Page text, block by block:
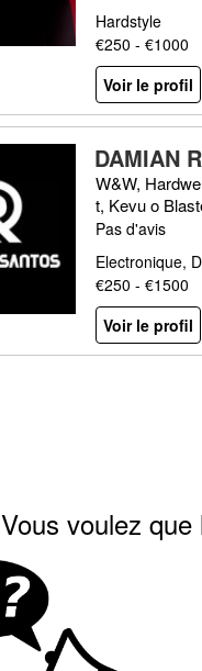
Hardstyle
€250 - €1000
Voir le profil
DAMIAN
W&W,
t, Kevu o
Pas d'avis
Electronique,
€250 - €1500
Voir le profil
Vous voulez